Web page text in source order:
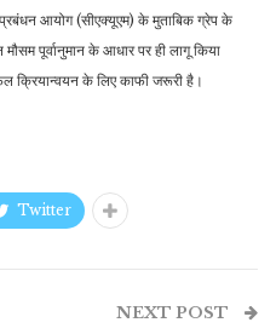
प्रबंधन आयोग (सीएक्यूएम) के मुताबिक ग्रेप के
मौसम पूर्वानुमान के आधार पर ही लागू किया
क्रियान्वयन के लिए काफी जरूरी है।
Twitter
NEXT POST